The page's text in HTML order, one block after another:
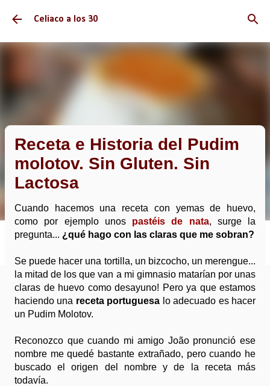
Ir al contenido principal
Celiaco a los 30
Receta e Historia del Pudim
molotov. Sin Gluten. Sin
Lactosa
Cuando hacemos una receta con yemas de huevo,
como por ejemplo unos pastéis de nata, surge la
pregunta... ¿qué hago con las claras que me sobran?
Se puede hacer una tortilla, un bizcocho, un merengue...
la mitad de los que van a mi gimnasio matarían por unas
claras de huevo como desayuno! Pero ya que estamos
haciendo una receta portuguesa lo adecuado es hacer
un Pudim Molotov.
Reconozco que cuando mi amigo João pronunció ese
nombre me quedé bastante extrañado, pero cuando he
buscado el origen del nombre y de la receta más
todavía.